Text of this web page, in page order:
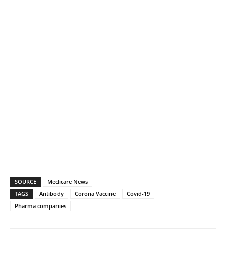
SOURCE
Medicare News
TAGS
Antibody Corona Vaccine
Covid-19
Pharma companies